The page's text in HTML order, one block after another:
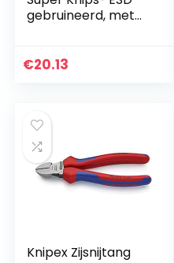
gebruineerd, met
en 125 mm 78 61 125
€20.13
Knipex Zijsnijtang